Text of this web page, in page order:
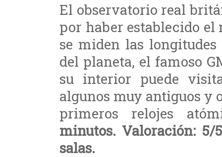
El observatorio real
por haber establecido
se miden las
del planeta, el famoso
su interior puede
algunos muy antiguos y
primeros relojes
minutos. Valoración: 5/
salas.